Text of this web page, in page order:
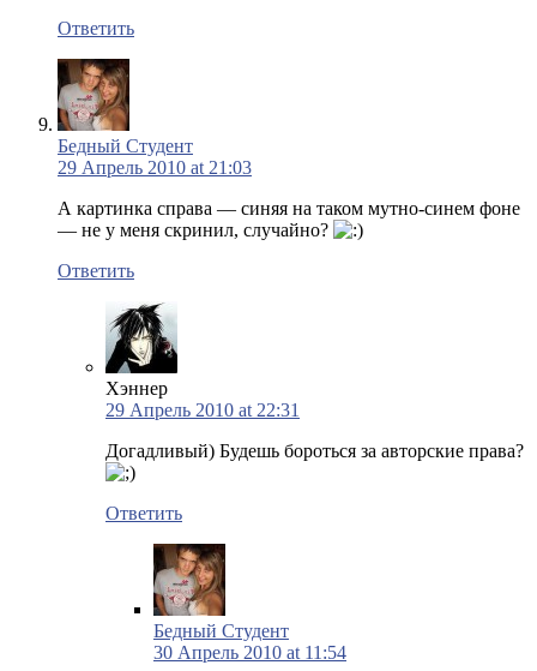
Ответить
Бедный Студент
29 Апрель 2010 at 21:03
А картинка справа — синяя на таком мутно-синем фоне
— не у меня скринил, случайно?
Ответить
Хэннер
29 Апрель 2010 at 22:31
Догадливый) Будешь бороться за авторские права?
Ответить
Бедный Студент
30 Апрель 2010 at 11:54